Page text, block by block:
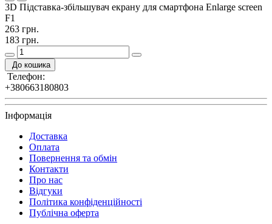
3D Підставка-збільшувач екрану для смартфона Enlarge screen
F1
263 грн.
183 грн.
До кошика
Телефон:
+380663180803
Інформація
Доставка
Оплата
Повернення та обмін
Контакти
Про нас
Відгуки
Політика конфіденційності
Публічна оферта